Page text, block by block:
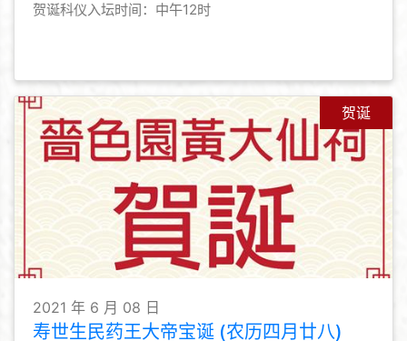
贺诞科仪入坛时间：中午12时
贺诞
2021 年 6 月 08 日
寿世生民药王大帝宝诞 (农历四月廿八)